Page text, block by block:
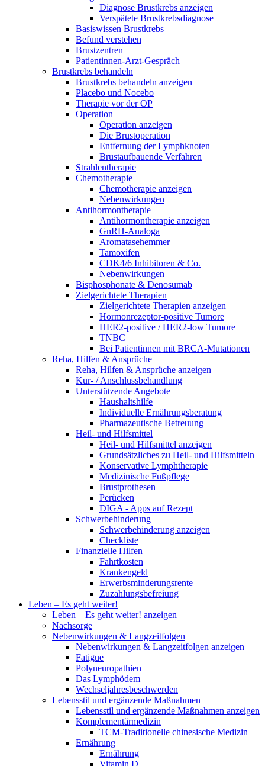
Diagnose Brustkrebs anzeigen
Verspätete Brustkrebsdiagnose
Basiswissen Brustkrebs
Befund verstehen
Brustzentren
Patientinnen-Arzt-Gespräch
Brustkrebs behandeln
Brustkrebs behandeln anzeigen
Placebo und Nocebo
Therapie vor der OP
Operation
Operation anzeigen
Die Brustoperation
Entfernung der Lymphknoten
Brustaufbauende Verfahren
Strahlentherapie
Chemotherapie
Chemotherapie anzeigen
Nebenwirkungen
Antihormontherapie
Antihormontherapie anzeigen
GnRH-Analoga
Aromatasehemmer
Tamoxifen
CDK4/6 Inhibitoren & Co.
Nebenwirkungen
Bisphosphonate & Denosumab
Zielgerichtete Therapien
Zielgerichtete Therapien anzeigen
Hormonrezeptor-positive Tumore
HER2-positive / HER2-low Tumore
TNBC
Bei Patientinnen mit BRCA-Mutationen
Reha, Hilfen & Ansprüche
Reha, Hilfen & Ansprüche anzeigen
Kur- / Anschlussbehandlung
Unterstützende Angebote
Haushaltshilfe
Individuelle Ernährungsberatung
Pharmazeutische Betreuung
Heil- und Hilfsmittel
Heil- und Hilfsmittel anzeigen
Grundsätzliches zu Heil- und Hilfsmitteln
Konservative Lymphtherapie
Medizinische Fußpflege
Brustprothesen
Perücken
DIGA - Apps auf Rezept
Schwerbehinderung
Schwerbehinderung anzeigen
Checkliste
Finanzielle Hilfen
Fahrtkosten
Krankengeld
Erwerbsminderungsrente
Zuzahlungsbefreiung
Leben – Es geht weiter!
Leben – Es geht weiter! anzeigen
Nachsorge
Nebenwirkungen & Langzeitfolgen
Nebenwirkungen & Langzeitfolgen anzeigen
Fatigue
Polyneuropathien
Das Lymphödem
Wechseljahresbeschwerden
Lebensstil und ergänzende Maßnahmen
Lebensstil und ergänzende Maßnahmen anzeigen
Komplementärmedizin
TCM-Traditionelle chinesische Medizin
Ernährung
Ernährung
Vitamin D